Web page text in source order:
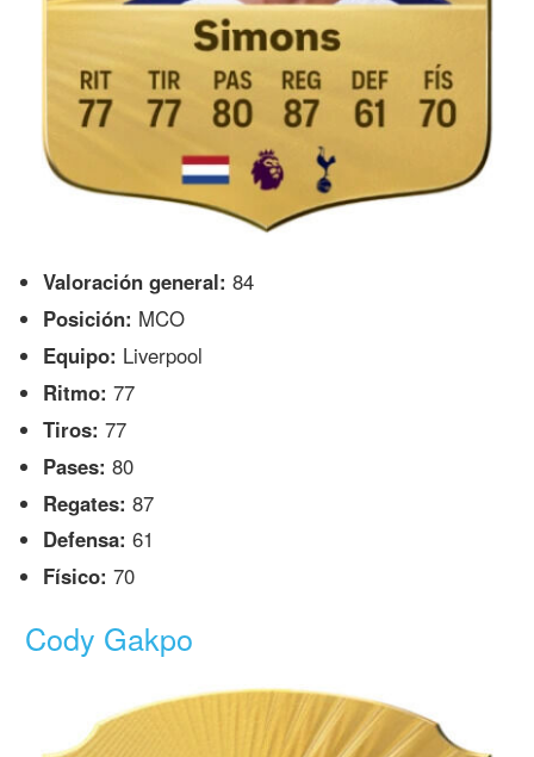
Valoración general: 84
Posición: MCO
Equipo: Liverpool
Ritmo: 77
Tiros: 77
Pases: 80
Regates: 87
Defensa: 61
Físico: 70
Cody Gakpo